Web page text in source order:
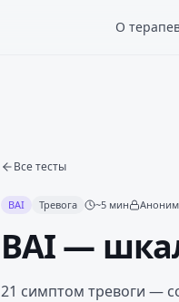
О
Все тесты
BAI Тревога ~5 мин
BAI —
21 симптом тревоги —